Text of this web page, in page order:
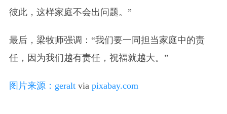
彼此，这样家庭不会出问题。”
最后，梁牧师强调：“我们要一同担当家庭中的责
任，因为我们越有责任，祝福就越大。”
图片来源： geraltvia pixabay.com